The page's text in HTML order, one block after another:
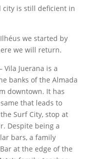
city is still deficient in
we started by
we will return.
Vila Juerana is a
banks of the Almada
downtown. It has
that leads to
Surf City, stop at
Despite being a
bars, a family
at the edge of the